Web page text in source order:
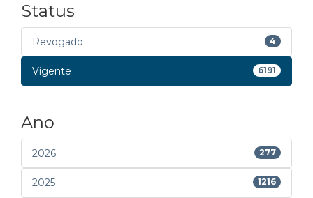
Status
Revogado 4
Vigente 6191
Ano
2026 277
2025 1216